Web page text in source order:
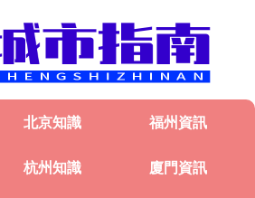
北京知識 福州資訊
杭州知識 廈門資訊